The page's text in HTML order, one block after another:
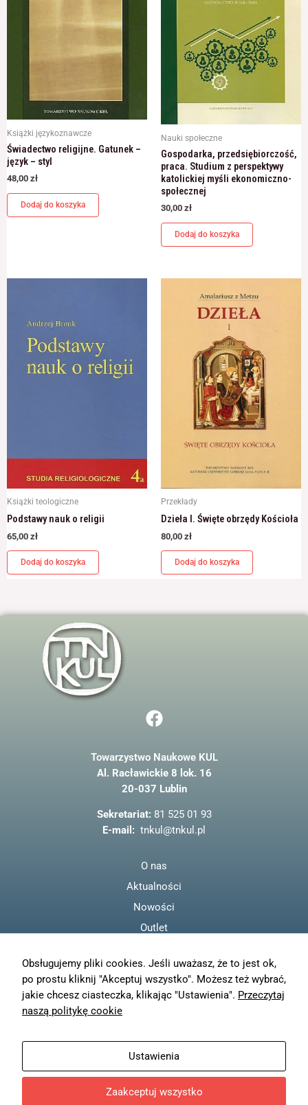
Książki językoznawcze
Świadectwo religijne. Gatunek –
język – styl
48,00 zł
Dodaj do koszyka
Nauki społeczne
Gospodarka, przedsiębiorczość,
praca. Studium z perspektywy
katolickiej myśli ekonomiczno-
społecznej
30,00 zł
Dodaj do koszyka
Książki teologiczne
Podstawy nauk o religii
65,00 zł
Dodaj do koszyka
Przekłady
Dzieła I. Święte obrzędy Kościoła
80,00 zł
Dodaj do koszyka
F
a
e
b
o
o
k
Towarzystwo Naukowe KUL
Al. Racławickie 8 lok. 16
20-037 Lublin
Sekretariat: 81 525 01 93
E-mail: tnkul@tnkul.pl
O nas
Aktualności
Nowości
Outlet
Polityka prywatności
Moje konto
Wysyłka
Zwroty
Obsługujemy pliki cookies. Jeśli uważasz, że to jest ok,
po prostu kliknij "Akceptuj wszystko". Możesz też wybrać,
jakie chcesz ciasteczka, klikając "Ustawienia". Przeczytaj
naszą politykę cookie
Ustawienia
Zaakceptuj wszystko